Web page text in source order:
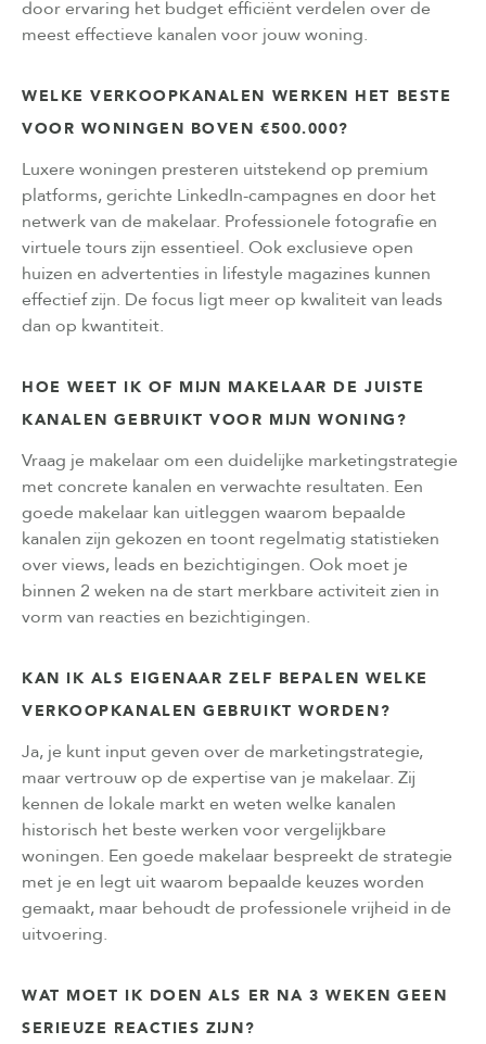
door ervaring het budget efficiënt verdelen over de
meest effectieve kanalen voor jouw woning.
WELKE VERKOOPKANALEN WERKEN HET BESTE
VOOR WONINGEN BOVEN €500.000?
Luxere woningen presteren uitstekend op premium
platforms, gerichte LinkedIn-campagnes en door het
netwerk van de makelaar. Professionele fotografie en
virtuele tours zijn essentieel. Ook exclusieve open
huizen en advertenties in lifestyle magazines kunnen
effectief zijn. De focus ligt meer op kwaliteit van leads
dan op kwantiteit.
HOE WEET IK OF MIJN MAKELAAR DE JUISTE
KANALEN GEBRUIKT VOOR MIJN WONING?
Vraag je makelaar om een duidelijke marketingstrategie
met concrete kanalen en verwachte resultaten. Een
goede makelaar kan uitleggen waarom bepaalde
kanalen zijn gekozen en toont regelmatig statistieken
over views, leads en bezichtigingen. Ook moet je
binnen 2 weken na de start merkbare activiteit zien in
vorm van reacties en bezichtigingen.
KAN IK ALS EIGENAAR ZELF BEPALEN WELKE
VERKOOPKANALEN GEBRUIKT WORDEN?
Ja, je kunt input geven over de marketingstrategie,
maar vertrouw op de expertise van je makelaar. Zij
kennen de lokale markt en weten welke kanalen
historisch het beste werken voor vergelijkbare
woningen. Een goede makelaar bespreekt de strategie
met je en legt uit waarom bepaalde keuzes worden
gemaakt, maar behoudt de professionele vrijheid in de
uitvoering.
WAT MOET IK DOEN ALS ER NA 3 WEKEN GEEN
SERIEUZE REACTIES ZIJN?